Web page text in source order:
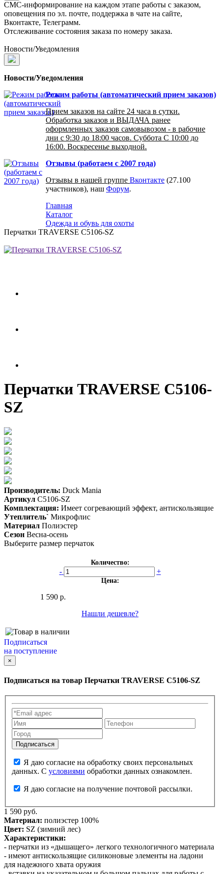
СМС-информирование на каждом этапе работы с заказом,
оповещения по эл. почте, поддержка в чате на сайте,
Вконтакте, Телеграмм.
Отслеживание состояния заказа по номеру заказа.
Новости/Уведомления
Новости/Уведомления
Режим работы (автоматический прием заказов)
Прием заказов на сайте 24 часа в сутки.
Обработка заказов и ВЫДАЧА ранее
оформленных заказов самовывозом - в рабочие
дни с 9:30 до 18:00 часов. Суббота С 10:00 до
16:00. Воскресенье выходной.
Отзывы (работаем с 2007 года)
Отзывы в нашей группе Вконтакте (27.100
участников), наш Форум.
Главная
Каталог
Одежда и обувь для охоты
Перчатки TRAVERSE C5106-SZ
Перчатки TRAVERSE C5106-
SZ
Производитель: Duck Mania
Артикул C5106-SZ
Комплектация: Имеет согревающий эффект, антискользящие
Утеплитель` Микрофлис
Материал Полиэстер
Сезон Весна-осень
Выберите размер перчаток
Количество:
- +
Цена:
1 590 р.
Нашли дешевле?
Подписаться
на поступление
×
Подписаться на товар Перчатки TRAVERSE C5106-SZ
данных. С условиями обработки данных ознакомлен.
Я даю согласие на получение почтовой рассылки.
1 590 руб.
Материал: полиэстер 100%
Цвет: SZ (зимний лес)
Характеристики:
- перчатки из «дышащего» легкого технологичного материала
- имеют антискользящие силиконовые элементы на ладони
для надежного хвата оружия